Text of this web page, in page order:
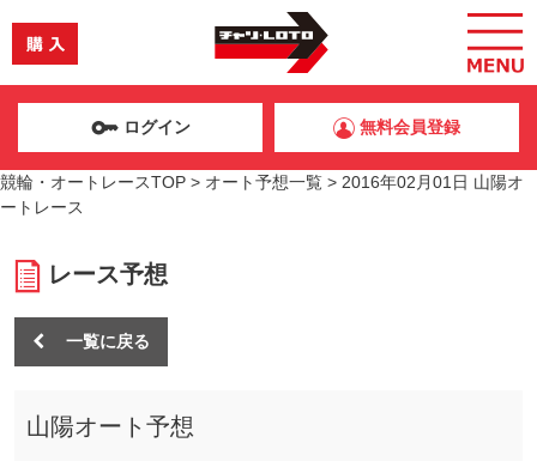
ログイン 無料会員登録
競輪・オートレースTOP > オート予想一覧 > 2016年02月01日 山陽オ
ートレース
レース予想
一覧に戻る
山陽オート予想